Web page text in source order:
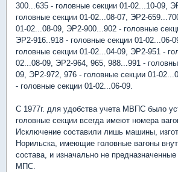
300...635 - головные секции 01-02...10-09,
головные секции 01-02...08-07, ЭР2-
01-02...08-09, ЭР2-900...902 - головные
ЭР2-916..918 - головные секции 01-02...06-
головные секции 01-02...04-09, ЭР2-951 -
02...08-09, ЭР2-964, 965, 988...991 -
09, ЭР2-972, 976 - головные секции 01-
- головные секции 01-02...06-09.
С 1977г. для удобства учета МВПС было
головные секции всегда имеют номера
Исключение составили лишь машины,
Норильска, имеющие головные вагоны
состава, и изначально не
МПС.